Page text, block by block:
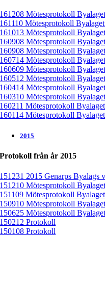
161208 Mötesprotokoll
161110 Mötesprotokoll
161013 Mötesprotokoll
160908 Mötesprotokoll
160908 Mötesprotokoll
160714 Mötesprotokoll
160609 Mötesprotokoll
160512 Mötesprotokoll
160414 Mötesprotokoll
160310 Mötesprotokoll
160211 Mötesprotokoll
160114 Mötesprotokoll
2015
Protokoll från år 2015
151231 2015 Genarps Byalags
151210 Mötesprotokoll
151109 Mötesprotokoll
150910 Mötesprotokoll
150625 Mötesprotokoll
150212 Protokoll
150108 Protokoll